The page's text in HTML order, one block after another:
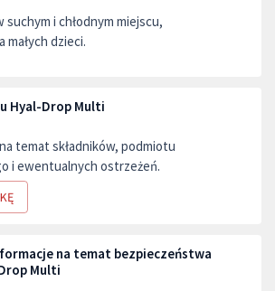
i chłodnym miejscu,
małych dzieci.
Hyal-Drop Multi
temat składników, podmiotu
i ewentualnych ostrzeżeń.
na temat bezpieczeństwa
Multi